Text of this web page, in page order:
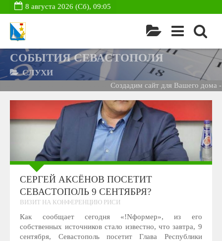
8 августа 2026 (Сб), 09:05
СОБЫТИЯ СЕВАСТОПОЛЯ
СЛУХИ
Создадим сайт для Вашего дома -
СЕРГЕЙ АКСЁНОВ ПОСЕТИТ
СЕВАСТОПОЛЬ 9 СЕНТЯБРЯ?
ВИЗИТ НА КОНФЕРЕНЦИЮ РИСИ
Как сообщает сегодня «!Nформер», из его
собственных источников стало известно, что завтра, 9
сентября, Севастополь посетит Глава Республики